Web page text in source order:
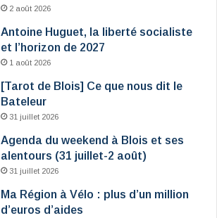
2 août 2026
Antoine Huguet, la liberté socialiste
et l’horizon de 2027
1 août 2026
[Tarot de Blois] Ce que nous dit le
Bateleur
31 juillet 2026
Agenda du weekend à Blois et ses
alentours (31 juillet-2 août)
31 juillet 2026
Ma Région à Vélo : plus d’un million
d’euros d’aides